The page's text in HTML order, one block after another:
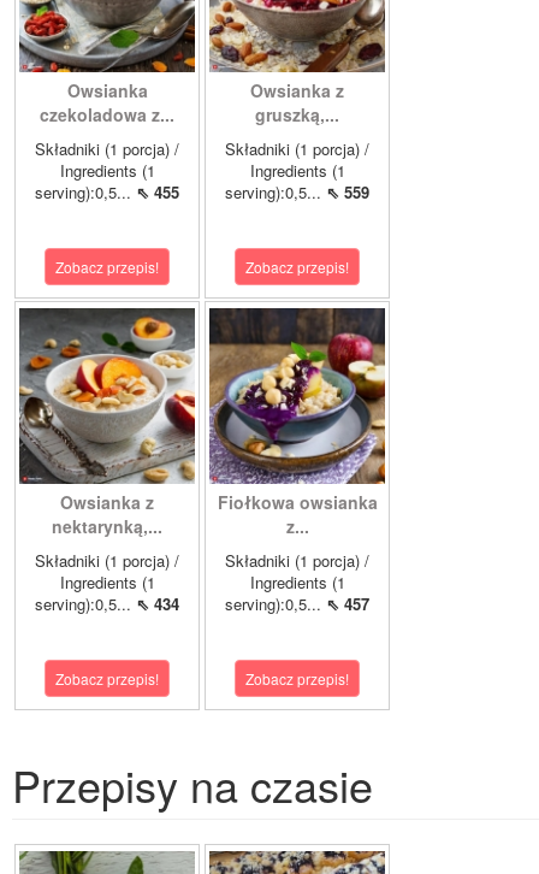
Owsianka
czekoladowa z...
Składniki (1 porcja) /
Ingredients (1
serving):0,5... ⇖ 455
Zobacz przepis!
Owsianka z
gruszką,...
Składniki (1 porcja) /
Ingredients (1
serving):0,5... ⇖ 559
Zobacz przepis!
Owsianka z
nektarynką,...
Składniki (1 porcja) /
Ingredients (1
serving):0,5... ⇖ 434
Zobacz przepis!
Fiołkowa owsianka
z...
Składniki (1 porcja) /
Ingredients (1
serving):0,5... ⇖ 457
Zobacz przepis!
Przepisy na czasie